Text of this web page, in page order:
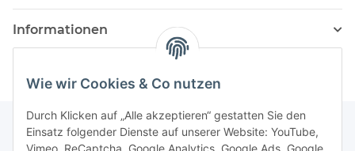
Wie wir Cookies & Co nutzen
Durch Klicken auf „Alle akzeptieren“ gestatten Sie den
Einsatz folgender Dienste auf unserer Website: YouTube,
Informationen